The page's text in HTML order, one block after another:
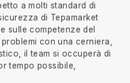
a molti standard di
di Tepamarket
sulle competenze del
con una cerniera,
il team si occuperà di
tempo possibile,